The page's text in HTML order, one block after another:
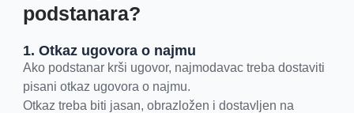
podstanara?
1. Otkaz ugovora o najmu
Ako podstanar krši ugovor, najmodavac treba dostaviti
pisani otkaz ugovora o najmu.
Otkaz treba biti jasan, obrazložen i dostavljen na